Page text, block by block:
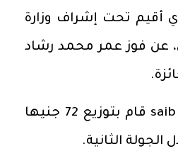
أقيم تحت إشراف وزارة
عن فوز عمر محمد رشاد
جدير بالذكر أن بنك saib قام بتوزيع 72 جنيها